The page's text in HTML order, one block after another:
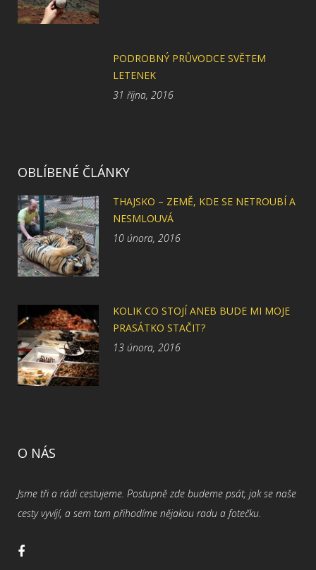
PODROBNÝ PRŮVODCE SVĚTEM
LETENEK
31 října, 2016
OBLÍBENÉ ČLÁNKY
THAJSKO – ZEMĚ, KDE SE NETROUBÍ A
NESMLOUVÁ
10 února, 2016
KOLIK CO STOJÍ ANEB BUDE MI MOJE
PRASÁTKO STAČIT?
13 února, 2016
O NÁS
Jsme tři a rádi cestujeme. Postupně zde budeme psát, jak se naše
cesty vyvíjí, a sem tam přihodíme nějakou radu a fotečku.